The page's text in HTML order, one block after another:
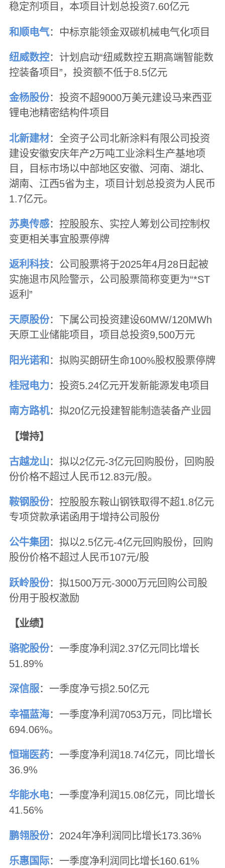
稳定剂项目，本项目计划总投资7.60亿元
和顺电气：中标京能领金双碳机械电气化项目
纽威数控：计划启动“纽威数控五期高端智能数
控装备项目”，投资额不低于8.5亿元
金杨股份：投资不超9000万美元建设马来西亚
锂电池精密结构件项目
北新建材：全资子公司北新涂料有限公司投资
建设安徽安庆年产2万吨工业涂料生产基地项
目，目标市场以中部地区安徽、河南、湖北、
湖南、江西5省为主，项目计划总投资为人民币
1.7亿元。
苏奥传感：控股股东、实控人筹划公司控制权
变更相关事宜股票停牌
返利科技：公司股票将于2025年4月28日起被
实施退市风险警示，公司股票简称变更为“*ST
返利”
天原股份：下属公司投资建设60MW/120MWh
天原工业储能项目，项目总投资9,500万元
阳光诺和 ：拟购买朗研生命100%股权股票停牌
桂冠电力：投资5.24亿元开发新能源发电项目
南方路机：拟20亿元投建智能制造装备产业园
【增持】
古越龙山：拟以2亿元-3亿元回购股份，回购股
份价格不超过人民币12.83元/股。
鞍钢股份：控股股东鞍山钢铁取得不超1.8亿元
专项贷款承诺函用于增持公司股份
公牛集团 ：拟以2.5亿元-4亿元回购股份，回购
股份价格不超过人民币107元/股
跃岭股份：拟1500万元-3000万元回购公司股
份用于股权激励
【业绩】
骆驼股份：一季度净利润2.37亿元同比增长
51.89%
深信服：一季度净亏损2.50亿元
幸福蓝海：一季度净利润7053万元，同比增长
694.06%。
恒瑞医药：一季度净利润18.74亿元，同比增长
36.9%
华能水电：一季度净利润15.08亿元，同比增长
41.56%
鹏翎股份：2024年净利润同比增长173.36%
乐惠国际：一季度净利润同比增长160.61%